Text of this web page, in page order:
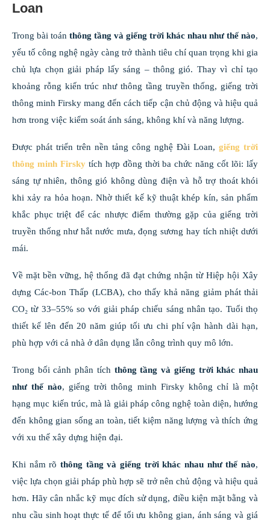
Loan
Trong bài toán thông tầng và giếng trời khác nhau như thế nào,
yếu tố công nghệ ngày càng trở thành tiêu chí quan trọng khi gia
chủ lựa chọn giải pháp lấy sáng – thông gió. Thay vì chỉ tạo
khoảng rỗng kiến trúc như thông tầng truyền thống, giếng trời
thông minh Firsky mang đến cách tiếp cận chủ động và hiệu quả
hơn trong việc kiểm soát ánh sáng, không khí và năng lượng.
Được phát triển trên nền tảng công nghệ Đài Loan, giếng trời
thông minh Firskytích hợp đồng thời ba chức năng cốt lõi: lấy
sáng tự nhiên, thông gió không dùng điện và hỗ trợ thoát khói
khi xảy ra hỏa hoạn. Nhờ thiết kế kỹ thuật khép kín, sản phẩm
khắc phục triệt để các nhược điểm thường gặp của giếng trời
truyền thống như hắt nước mưa, đọng sương hay tích nhiệt dưới
mái.
Về mặt bền vững, hệ thống đã đạt chứng nhận từ Hiệp hội Xây
dựng Các-bon Thấp (LCBA), cho thấy khả năng giảm phát thải
CO₂ từ 33–55% so với giải pháp chiếu sáng nhân tạo. Tuổi thọ
thiết kế lên đến 20 năm giúp tối ưu chi phí vận hành dài hạn,
phù hợp với cả nhà ở dân dụng lẫn công trình quy mô lớn.
Trong bối cảnh phân tích thông tầng và giếng trời khác nhau
như thế nào, giếng trời thông minh Firsky không chỉ là một
hạng mục kiến trúc, mà là giải pháp công nghệ toàn diện, hướng
đến không gian sống an toàn, tiết kiệm năng lượng và thích ứng
với xu thế xây dựng hiện đại.
Khi nắm rõ thông tầng và giếng trời khác nhau như thế nào,
việc lựa chọn giải pháp phù hợp sẽ trở nên chủ động và hiệu quả
hơn. Hãy cân nhắc kỹ mục đích sử dụng, điều kiện mặt bằng và
nhu cầu sinh hoạt thực tế để tối ưu không gian, ánh sáng và giá